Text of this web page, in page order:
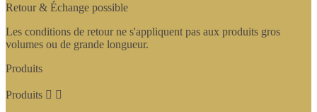
Retour & Échange possible
Les conditions de retour ne s'appliquent pas aux produits gros
volumes ou de grande longueur.
Produits
Produits  